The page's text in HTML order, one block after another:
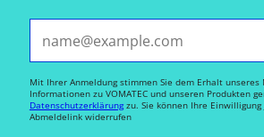
Mit Ihrer Anmeldung stimmen Sie dem Erhalt
Informationen zu VOMATEC und unseren Produkten
Datenschutzerklärungzu. Sie können Ihre
Abmeldelink widerrufen